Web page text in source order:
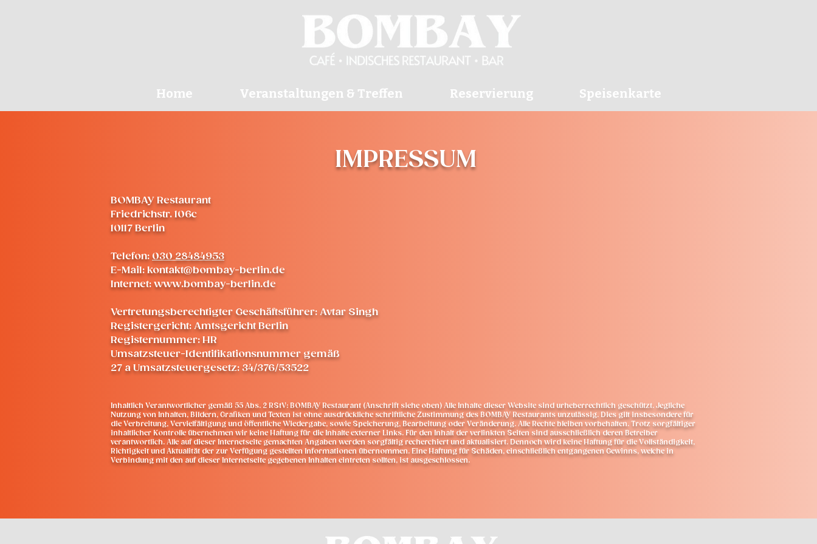
Home Veranstaltungen & Treffen Reservierung Speisenkarte
IMPRESSUM
BOMBAY Restaurant
Friedrichstr. 106c
10117 Berlin
Telefon: 030 28484953
E-Mail: kontakt@bombay-berlin.de
Internet: www.bombay-berlin.de
Vertretungsberechtigter Geschäftsführer: Avtar Singh
Registergericht: Amtsgericht Berlin
Registernummer: HR
Umsatzsteuer-Identifikationsnummer gemäß
27 a Umsatzsteuergesetz: 34/376/53522
Inhaltlich Verantwortlicher gemäß 55 Abs. 2 RStV: BOMBAY Restaurant (Anschrift siehe oben) Alle Inhalte dieser Website sind urheberrechtlich geschützt. Jegliche
Nutzung von Inhalten, Bildern, Grafiken und Texten ist ohne ausdrückliche schriftliche Zustimmung des BOMBAY Restaurants unzulässig. Dies gilt insbesondere für
die Verbreitung, Vervielfältigung und öffentliche Wiedergabe, sowie Speicherung, Bearbeitung oder Veränderung. Alle Rechte bleiben vorbehalten. Trotz sorgfältiger
inhaltlicher Kontrolle übernehmen wir keine Haftung für die Inhalte externer Links. Für den Inhalt der verlinkten Seiten sind ausschließlich deren Betreiber
verantwortlich. Alle auf dieser Internetseite gemachten Angaben werden sorgfältig recherchiert und aktualisiert. Dennoch wird keine Haftung für die Vollständigkeit,
Richtigkeit und Aktualität der zur Verfügung gestellten Informationen übernommen. Eine Haftung für Schäden, einschließlich entgangenen Gewinns, welche in
Verbindung mit den auf dieser Internetseite gegebenen Inhalten eintreten sollten, ist ausgeschlossen.